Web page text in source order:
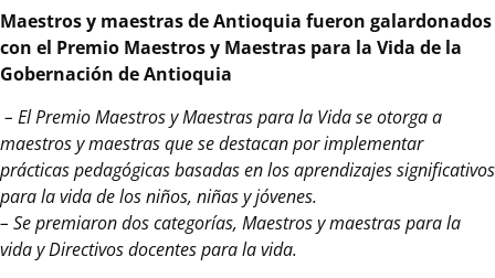
Maestros y maestras de Antioquia fueron galardonados
con el Premio Maestros y Maestras para la Vida de la
Gobernación de Antioquia
– El Premio Maestros y Maestras para la Vida se otorga a
maestros y maestras que se destacan por implementar
prácticas pedagógicas basadas en los aprendizajes significativos
para la vida de los niños, niñas y jóvenes.
– Se premiaron dos categorías, Maestros y maestras para la
vida y Directivos docentes para la vida.
Antioquia
fueron
galardonados
el
Premio
Maestros
y
Maestras
para